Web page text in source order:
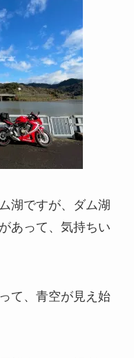
湖ですが、ダム湖
あって、気持ちい
て、青空が見え始